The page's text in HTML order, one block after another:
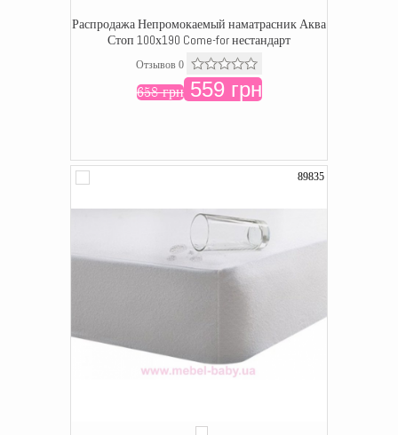
Распродажа Непромокаемый наматрасник Аква
Стоп 100х190 Come-for нестандарт
Отзывов 0
658 грн559 грн
89835